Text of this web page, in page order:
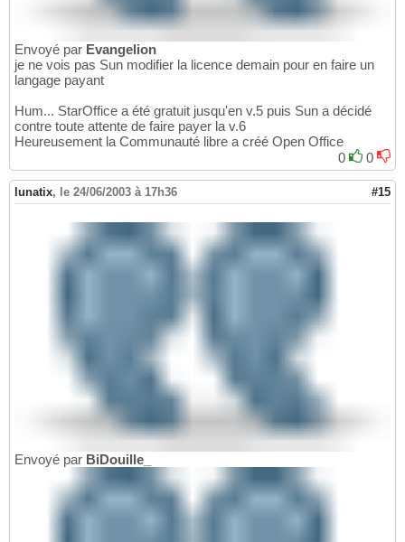
Envoyé par Evangelion
je ne vois pas Sun modifier la licence demain pour en faire un
langage payant
Hum... StarOffice a été gratuit jusqu'en v.5 puis Sun a décidé
contre toute attente de faire payer la v.6
Heureusement la Communauté libre a créé Open Office
0
0
lunatix, le 24/06/2003 à 17h36 #15
Envoyé par BiDouille_